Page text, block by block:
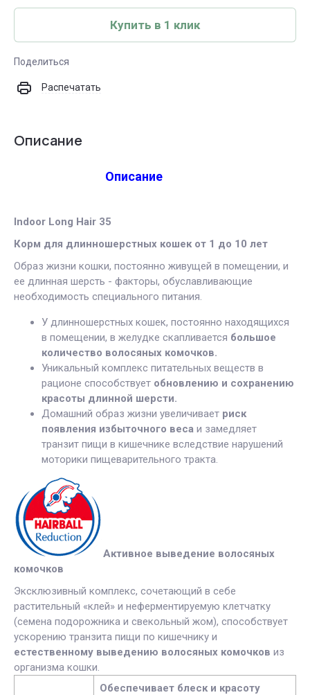
Купить в 1 клик
Поделиться
Распечатать
Описание
Описание
Indoor Long Hair 35
Корм для длинношерстных кошек от 1 до 10 лет
Образ жизни кошки, постоянно живущей в помещении, и
ее длинная шерсть - факторы, обуславливающие
необходимость специального питания.
У длинношерстных кошек, постоянно находящихся
в помещении, в желудке скапливается большое
количество волосяных комочков.
Уникальный комплекс питательных веществ в
рационе способствует обновлению и сохранению
красоты длинной шерсти.
Домашний образ жизни увеличивает риск
появления избыточного веса и замедляет
транзит пищи в кишечнике вследствие нарушений
моторики пищеварительного тракта.
Активное выведение волосяных
комочков
Эксклюзивный комплекс, сочетающий в себе
растительный «клей» и неферментируемую клетчатку
(семена подорожника и свекольный жом), способствует
ускорению транзита пищи по кишечнику и
естественному выведению волосяных комочков из
организма кошки.
Обеспечивает блеск и красоту